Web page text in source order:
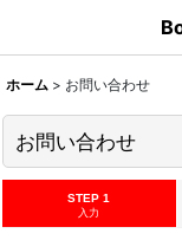
ホーム > お問い合わせ
お問い合わせ
STEP 1
入力